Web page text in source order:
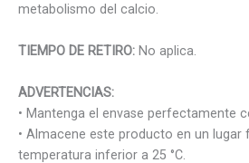
metabolismo del calcio.
TIEMPO DE RETIRO: No aplica.
ADVERTENCIAS:
• Mantenga el envase perfectamente
• Almacene este producto en un lugar
temperatura inferior a 25 °C.